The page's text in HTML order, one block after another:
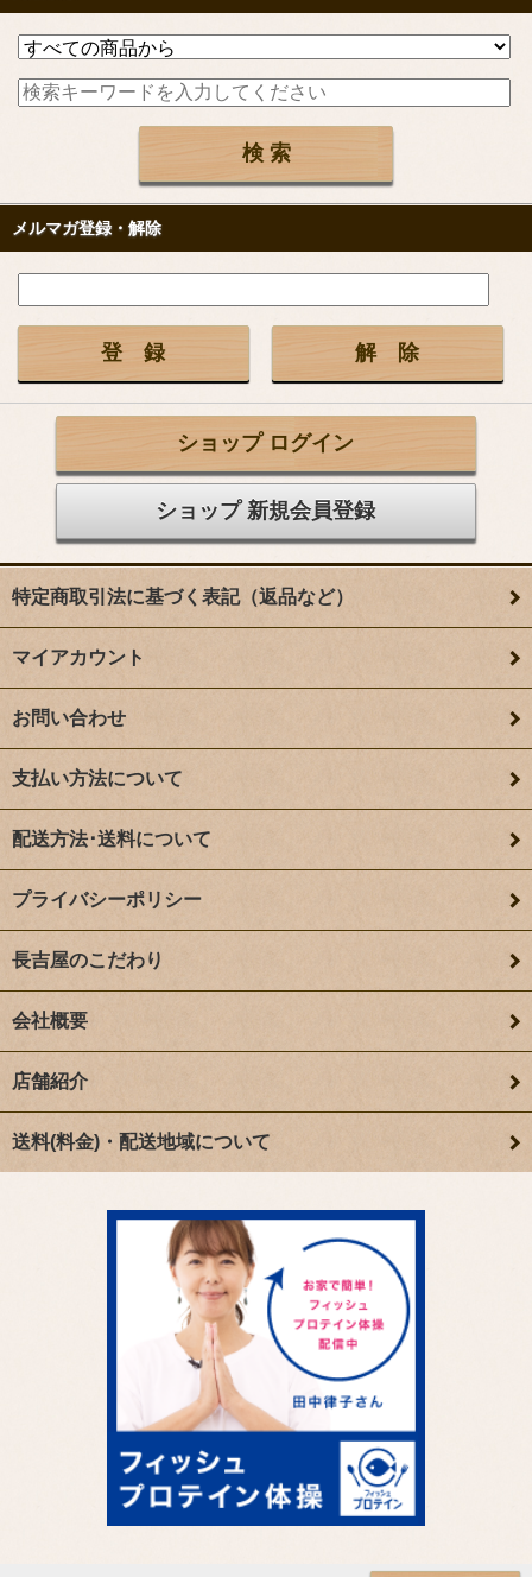
メルマガ登録・解除
ショップ ログイン
ショップ 新規会員登録
特定商取引法に基づく表記（返品など）
マイアカウント
お問い合わせ
支払い方法について
配送方法･送料について
プライバシーポリシー
長吉屋のこだわり
会社概要
店舗紹介
送料(料金)・配送地域について